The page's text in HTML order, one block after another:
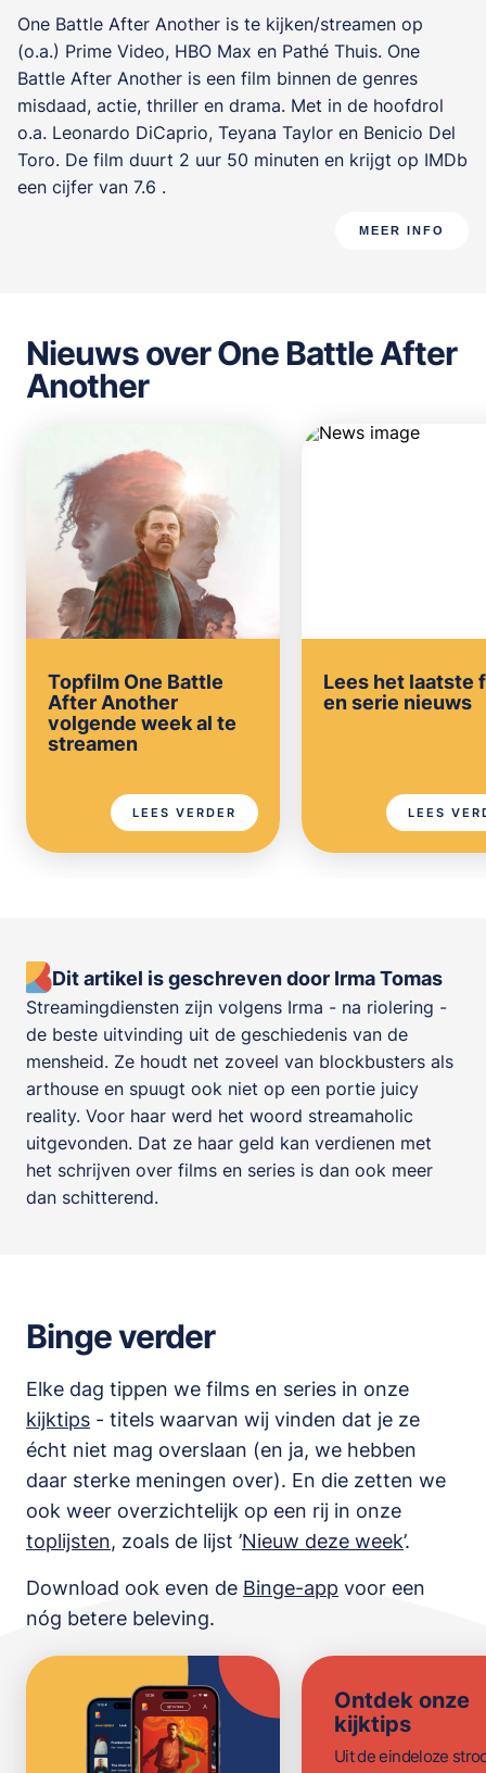
One Battle After Another is te kijken/streamen op
(o.a.) Prime Video, HBO Max en Pathé Thuis. One
Battle After Another is een film binnen de genres
misdaad, actie, thriller en drama. Met in de hoofdrol
o.a. Leonardo DiCaprio, Teyana Taylor en Benicio Del
Toro. De film duurt 2 uur 50 minuten en krijgt op IMDb
een cijfer van 7.6 .
MEER INFO
Nieuws over One Battle After
Another
Topfilm One Battle
After Another
volgende week al te
streamen
LEES VERDER
Lees het laatste
en serie nieuws
LEES
Dit artikel is geschreven door Irma Tomas
Streamingdiensten zijn volgens Irma - na riolering -
de beste uitvinding uit de geschiedenis van de
mensheid. Ze houdt net zoveel van blockbusters als
arthouse en spuugt ook niet op een portie juicy
reality. Voor haar werd het woord streamaholic
uitgevonden. Dat ze haar geld kan verdienen met
het schrijven over films en series is dan ook meer
dan schitterend.
Binge verder
Elke dag tippen we films en series in onze
kijktips - titels waarvan wij vinden dat je ze
écht niet mag overslaan (en ja, we hebben
daar sterke meningen over). En die zetten we
ook weer overzichtelijk op een rij in onze
toplijsten, zoals de lijst ’Nieuw deze week’.
Download ook even de Binge-app voor een
nóg betere beleving.
Ontdek onze
kijktips
Uit de eindeloze